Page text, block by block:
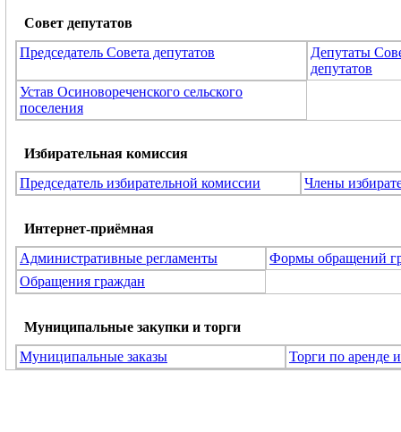
Совет депутатов
Председатель Совета депутатов
Депутаты
депутатов
Устав Осиновореченского сельского
поселения
Избирательная комиссия
Председатель избирательной комиссии
Члены
Интернет-приёмная
Административные регламенты
Формы обращений
Обращения граждан
Муниципальные закупки и торги
Муниципальные заказы
Торги по аренде